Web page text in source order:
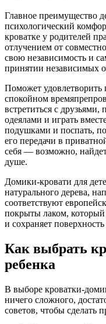
Главное преимущество
психологический
кроватке у родителей
отлучением от
свою независимость и
принятии независимых
Поможет удовлетворить
спокойном
встретиться с
одеялами и играть
подушками и поспать,
его передачи в
себя — возможно,
душе.
Домики-кровати для
натурального дерева,
соответствуют
покрыты лаком, который
и сохраняет
Как выбрать
ребенка
В выборе кроватки-
ничего сложного,
советов, чтобы сделать